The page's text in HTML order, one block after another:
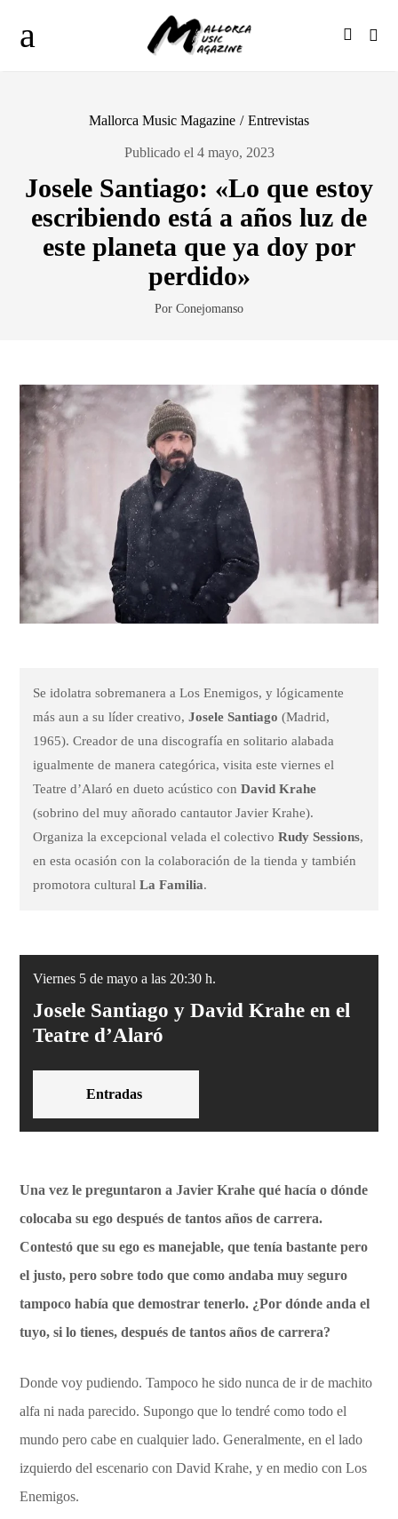
Mallorca Music Magazine / Entrevistas
Publicado el 4 mayo, 2023
Josele Santiago: «Lo que estoy
escribiendo está a años luz de
este planeta que ya doy por
perdido»
Por Conejomanso
Se idolatra sobremanera a Los Enemigos, y lógicamente
más aun a su líder creativo,Josele Santiago(Madrid,
1965). Creador de una discografía en solitario alabada
igualmente de manera categórica, visita este viernes el
Teatre d’Alaró en dueto acústico conDavid Krahe
(sobrino del muy añorado cantautor Javier Krahe).
Organiza la excepcional velada el colectivoRudy Sessions,
en esta ocasión con la colaboración de la tienda y también
promotora culturalLa Familia.
Viernes 5 de mayo a las 20:30 h.
Josele Santiago y David Krahe en el
Teatre d’Alaró
Entradas
Una vez le preguntaron a Javier Krahe qué hacía o dónde
colocaba su ego después de tantos años de carrera.
Contestó que su ego es manejable, que tenía bastante pero
el justo, pero sobre todo que como andaba muy seguro
tampoco había que demostrar tenerlo. ¿Por dónde anda el
tuyo, si lo tienes, después de tantos años de carrera?
Donde voy pudiendo. Tampoco he sido nunca de ir de machito
alfa ni nada parecido. Supongo que lo tendré como todo el
mundo pero cabe en cualquier lado. Generalmente, en el lado
izquierdo del escenario con David Krahe, y en medio con Los
Enemigos.